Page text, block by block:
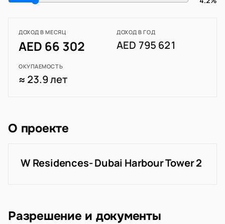
ДОХОД В МЕСЯЦ
AED 66 302
ДОХОД В ГОД
AED 795 621
ОКУПАЕМОСТЬ
≈ 23.9 лет
О проекте
W Residences- Dubai Harbour Tower 2
Разрешение и документы